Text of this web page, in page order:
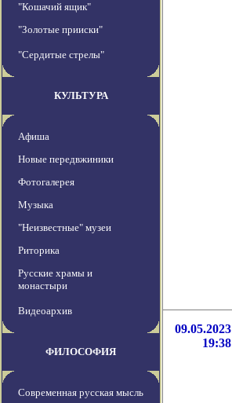
"Кошачий ящик"
"Золотые прииски"
"Сердитые стрелы"
КУЛЬТУРА
Афиша
Новые передвжиники
Фотогалерея
Музыка
"Неизвестные" музеи
Риторика
Русские храмы и
монастыри
Видеоархив
ФИЛОСОФИЯ
Современная русская мысль
09.05.2023
19:38